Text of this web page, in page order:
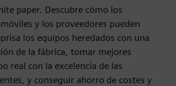
paper. Descubre cómo los
y los proveedores pueden
los equipos heredados con una
de la fábrica, tomar mejores
real con la excelencia de las
y conseguir ahorro de costes y